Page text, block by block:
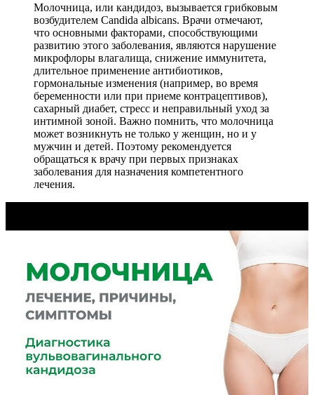
Молочница, или кандидоз, вызывается грибковым
возбудителем Candida albicans. Врачи отмечают,
что основными факторами, способствующими
развитию этого заболевания, являются нарушение
микрофлоры влагалища, снижение иммунитета,
длительное применение антибиотиков,
гормональные изменения (например, во время
беременности или при приеме контрацептивов),
сахарный диабет, стресс и неправильный уход за
интимной зоной. Важно помнить, что молочница
может возникнуть не только у женщин, но и у
мужчин и детей. Поэтому рекомендуется
обращаться к врачу при первых признаках
заболевания для назначения компетентного
лечения.